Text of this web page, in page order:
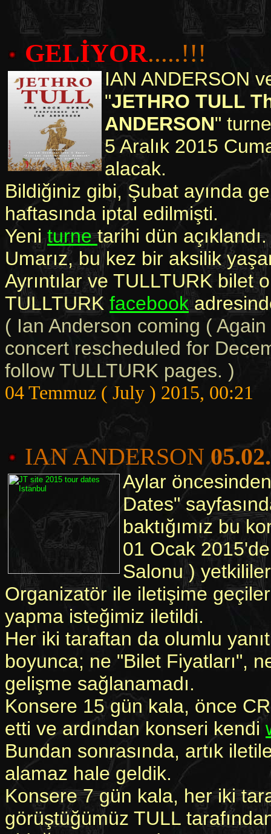
GELİYOR.....!!!
IAN ANDERSON
"JETHRO TULL
ANDERSON"
5 Aralık 2015
alacak.
Bildiğiniz gibi, Şubat ayında
haftasında iptal edilmişti.
Yeniturnetarihi dün açıklandı.
Umarız, bu kez bir aksilik
Ayrıntılar ve TULLTURK
TULLTURK facebook
( Ian Anderson coming (
concert rescheduled for
follow TULLTURK pages. )
04 Temmuz ( July ) 2015, 00:21
IAN ANDERSON
Aylar
Dates"
baktığımız bu
01 Ocak
Salonu )
Organizatör ile iletişime
yapma isteğimiz iletildi.
Her iki taraftan da olumlu
boyunca; ne "Bilet Fiyatları",
gelişme sağlanamadı.
Konsere 15 gün kala, önce
etti ve ardından konseri kendi
Bundan sonrasında, artık
alamaz hale geldik.
Konsere 7 gün kala, her iki
görüştüğümüz TULL